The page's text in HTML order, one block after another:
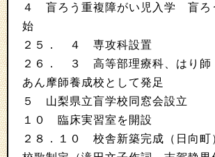
４ 盲ろう重複障がい児入学 盲ろ
始
２５． ４ 専攻科設置
２６． ３ 高等部理療科、はり師
あん摩師養成校として発足
５ 山梨県立盲学校同窓会設立
１０ 臨床実習室を開設
２８．１０ 校舎新築完成（日向町